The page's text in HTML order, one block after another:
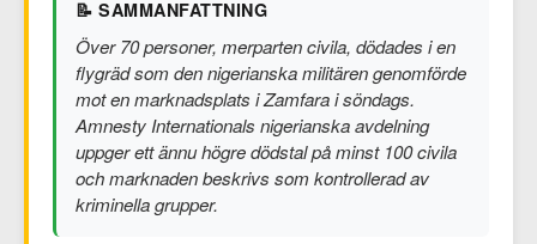
📝 SAMMANFATTNING
Över 70 personer, merparten civila, dödades i en
flygräd som den nigerianska militären genomförde
mot en marknadsplats i Zamfara i söndags.
Amnesty Internationals nigerianska avdelning
uppger ett ännu högre dödstal på minst 100 civila
och marknaden beskrivs som kontrollerad av
kriminella grupper.